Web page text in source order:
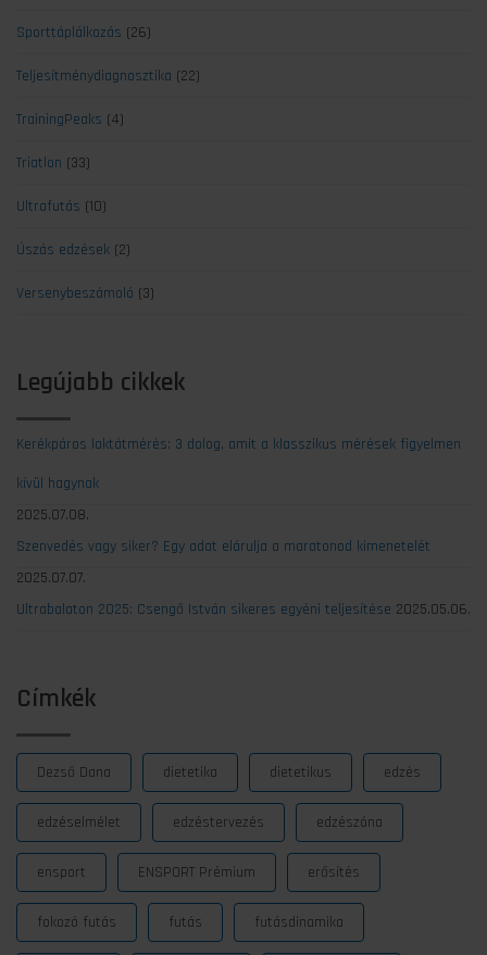
Sporttáplálkozás (26)
Teljesítménydiagnosztika (22)
TrainingPeaks (4)
Triatlon (33)
Ultrafutás (10)
Úszás edzések (2)
Versenybeszámoló (3)
Legújabb cikkek
Kerékpáros laktátmérés: 3 dolog, amit a klasszikus mérések figyelmen
kívül hagynak
2025.07.08.
Szenvedés vagy siker? Egy adat elárulja a maratonod kimenetelét
2025.07.07.
Ultrabalaton 2025: Csengő István sikeres egyéni teljesítése 2025.05.06.
Címkék
Dezső Dana dietetika dietetikus edzés
edzéselmélet edzéstervezés edzészóna
ensport ENSPORT Prémium erősítés
fokozó futás futás futásdinamika